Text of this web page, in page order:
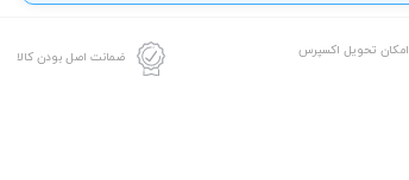
امکان تحویل اکسپرس ضمانت اصل بودن کالا